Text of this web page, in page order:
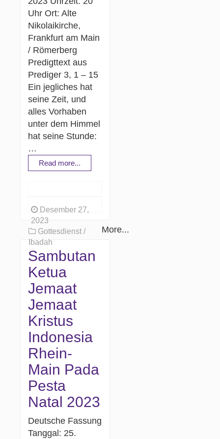
Uhr Ort: Alte
Nikolaikirche,
Frankfurt am Main
/ Römerberg
Predigttext aus
Prediger 3, 1 – 15
Ein jegliches hat
seine Zeit, und
alles Vorhaben
unter dem Himmel
hat seine Stunde:
…
Read more...
Desember 27,
2023
Gottesdienst /
Ibadah
More...
Sambutan
Ketua
Jemaat
Jemaat
Kristus
Indonesia
Rhein-
Main Pada
Pesta
Natal 2023
Deutsche Fassung
Tanggal: 25.